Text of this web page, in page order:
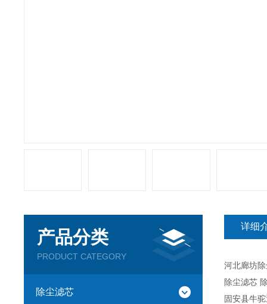
产品分类
PRODUCT CATEGORY
除尘滤芯
详细
河北廊坊
除尘滤芯
固安县牛